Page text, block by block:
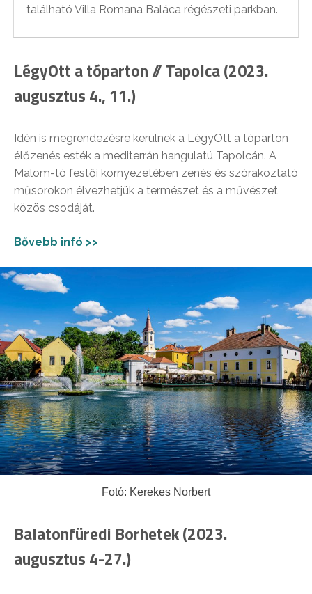
található Villa Romana Baláca régészeti parkban.
LégyOtt a tóparton // Tapolca (2023.
augusztus 4., 11.)
Idén is megrendezésre kerülnek a LégyOtt a tóparton
élőzenés esték a mediterrán hangulatú Tapolcán. A
Malom-tó festői környezetében zenés és szórakoztató
műsorokon élvezhetjük a természet és a művészet
közös csodáját.
Bővebb infó >>
Fotó: Kerekes Norbert
Balatonfüredi Borhetek (2023.
augusztus 4-27.)